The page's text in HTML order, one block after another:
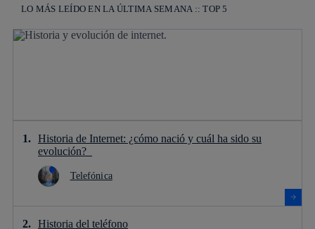
LO MÁS LEÍDO EN LA ÚLTIMA SEMANA :: TOP 5
Historia de Internet: ¿cómo nació y cuál ha sido su
evolución?
Telefónica
Historia del teléfono